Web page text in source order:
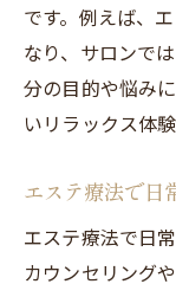
です。例えば、
なり、サロンで
分の目的や悩み
いリラックス体
エステ療法で日
エステ療法で日
カウンセリング